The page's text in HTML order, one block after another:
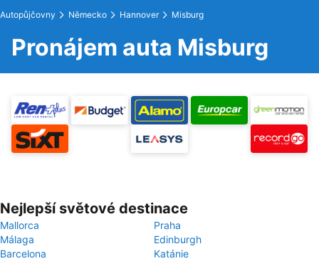
Autopůjčovny Německo Hannover Misburg
Pronájem auta Misburg
Nejlepší světové destinace
Mallorca
Praha
Málaga
Edinburgh
Barcelona
Katánie